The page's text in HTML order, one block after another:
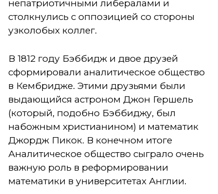
непатриотичными либералами и
столкнулись с оппозицией со стороны
узколобых коллег.
В 1812 году Бэббидж и двое друзей
сформировали аналитическое общество
в Кембридже. Этими друзьями были
выдающийся астроном Джон Гершель
(который, подобно Бэббиджу, был
набожным христианином) и математик
Джордж Пикок. В конечном итоге
Аналитическое общество сыграло очень
важную роль в реформировании
математики в университетах Англии.